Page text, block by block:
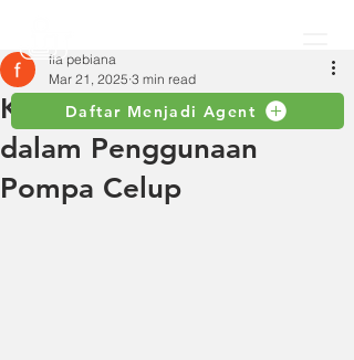
Daftar Menjadi Agent
Keamanan dan Regulasi
dalam Penggunaan
Pompa Celup
fia pebiana
Mar 21, 2025 3 min read